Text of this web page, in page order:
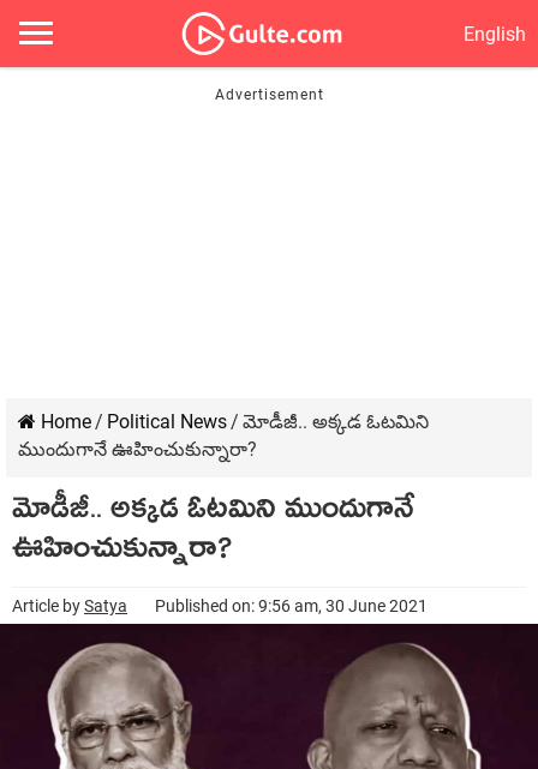
English
Home/ Political News/ మోడీజీ.. అక్క‌డ ఓట‌మిని
ముందుగానే ఊహించుకున్నారా?
మోడీజీ.. అక్క‌డ ఓట‌మిని ముందుగానే
ఊహించుకున్నారా?
Article bySatya Published on: 9:56 am, 30 June 2021